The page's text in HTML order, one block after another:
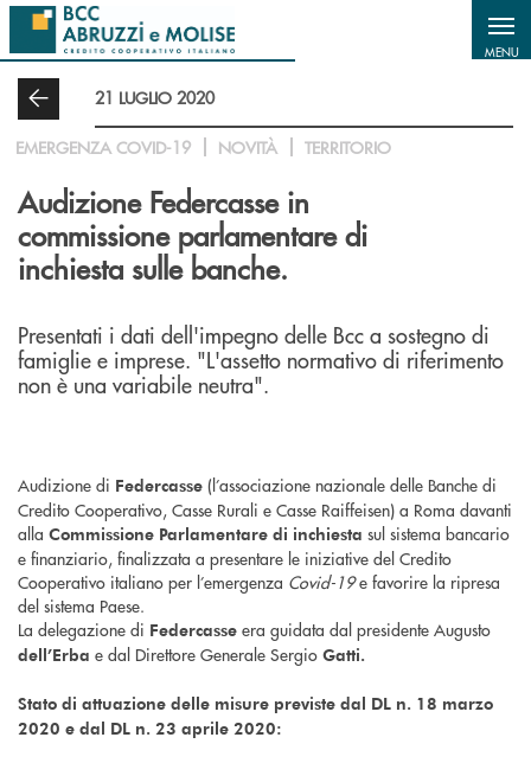
Salta al contenuto principale
MENU
21 LUGLIO 2020
EMERGENZA COVID-19 NOVITÀ TERRITORIO
Audizione Federcasse in
commissione parlamentare di
inchiesta sulle banche.
Presentati i dati dell'impegno delle Bcc a sostegno di
famiglie e imprese. "L'assetto normativo di riferimento
non è una variabile neutra".
Audizione di Federcasse (l’associazione nazionale delle Banche di
Credito Cooperativo, Casse Rurali e Casse Raiffeisen) a Roma davanti
alla Commissione Parlamentare di inchiesta sul sistema bancario
e finanziario, finalizzata a presentare le iniziative del Credito
Cooperativo italiano per l’emergenza Covid-19e favorire la ripresa
del sistema Paese.
La delegazione di Federcasse era guidata dal presidente Augusto
dell’Erba e dal Direttore Generale Sergio Gatti.
Stato di attuazione delle misure previste dal DL n. 18 marzo
2020 e dal DL n. 23 aprile 2020: